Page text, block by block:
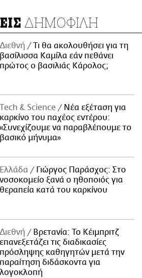
ΔΗΜΟΦΙΛΗ
Διεθνή
Τι θα ακολουθήσει για τη
βασίλισσα Καμίλα εάν πεθάνει
πρώτος ο βασιλιάς Κάρολος;
Τech & Science
Νέα εξέταση για
καρκίνο του παχέος εντέρου:
«Συνεχίζουμε να παραβλέπουμε το
βασικό μήνυμα»
Ελλάδα
Γιώργος Παράσχος: Στο
νοσοκομείο ξανά ο ηθοποιός για
θεραπεία κατά του καρκίνου
Διεθνή
Βρετανία: Το Κέιμπριτζ
επανεξετάζει τις διαδικασίες
πρόσληψης καθηγητών μετά την
παραίτηση διδάσκοντα για
λογοκλοπή